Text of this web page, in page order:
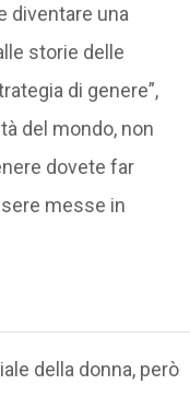
diventare una
storie delle
di genere”,
del mondo, non
dovete far
messe in
della donna, però